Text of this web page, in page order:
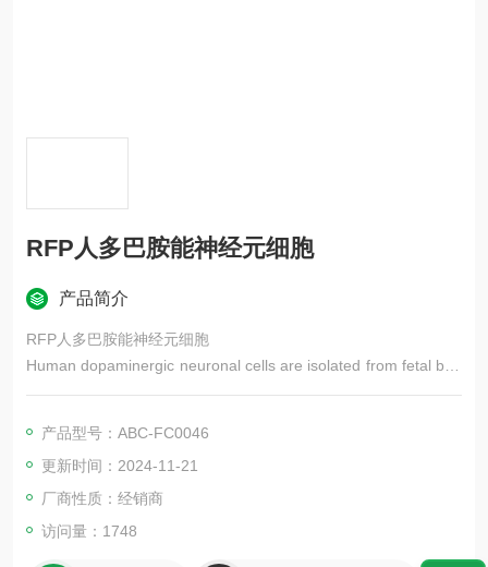
RFP人多巴胺能神经元细胞
产品简介
RFP人多巴胺能神经元细胞
Human dopaminergic neuronal cells are isolated from fetal brai
n tissue obtained from agencies authorized to procure and dist
产品型号：ABC-FC0046
更新时间：2024-11-21
厂商性质：经销商
访问量：1748